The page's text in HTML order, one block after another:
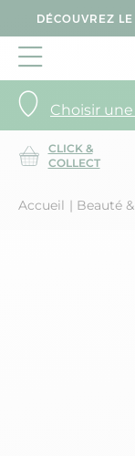
DÉCOUVREZ
Choisir
CLICK &
COLLECT
Accueil Beauté